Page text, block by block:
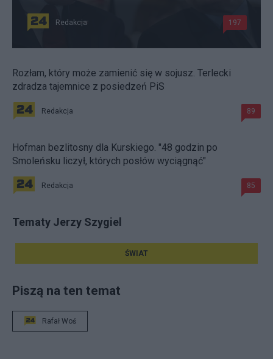
Redakcja 197
Rozłam, który może zamienić się w sojusz. Terlecki
zdradza tajemnice z posiedzeń PiS
Redakcja 89
Hofman bezlitosny dla Kurskiego. "48 godzin po
Smoleńsku liczył, których posłów wyciągnąć"
Redakcja 85
Tematy Jerzy Szygiel
ŚWIAT
Piszą na ten temat
Rafał Woś